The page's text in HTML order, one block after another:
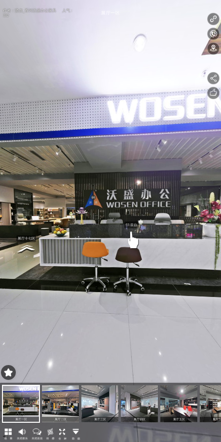
展厅一区 展厅二区 展厅三区 展厅四区 展厅五区 展厅
隐藏
说一说
作者：贤虎_香河沃盛办公家具 人气 :
382